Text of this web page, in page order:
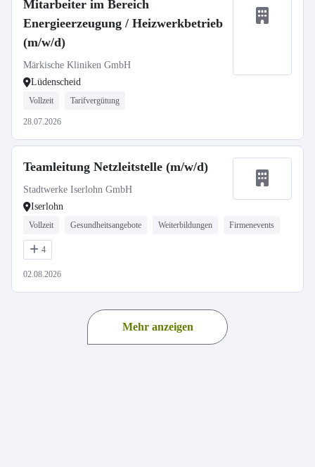
Mitarbeiter im Bereich
Energieerzeugung / Heizwerkbetrieb
(m/w/d)
Märkische Kliniken GmbH
Lüdenscheid
Vollzeit Tarifvergütung
28.07.2026
Teamleitung Netzleitstelle (m/w/d)
Stadtwerke Iserlohn GmbH
Iserlohn
Vollzeit Gesundheitsangebote Weiterbildungen Firmenevents
4
02.08.2026
Mehr anzeigen